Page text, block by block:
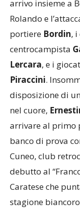
a centrocampo
arrivo insieme a
Rolando e
portiereBordin ,
centrocampista
Lercara, e i
Piraccini.
disposizione di
nel cuore,
arrivare al primo
banco di prova
Cuneo, club
debutto al
Caratese che